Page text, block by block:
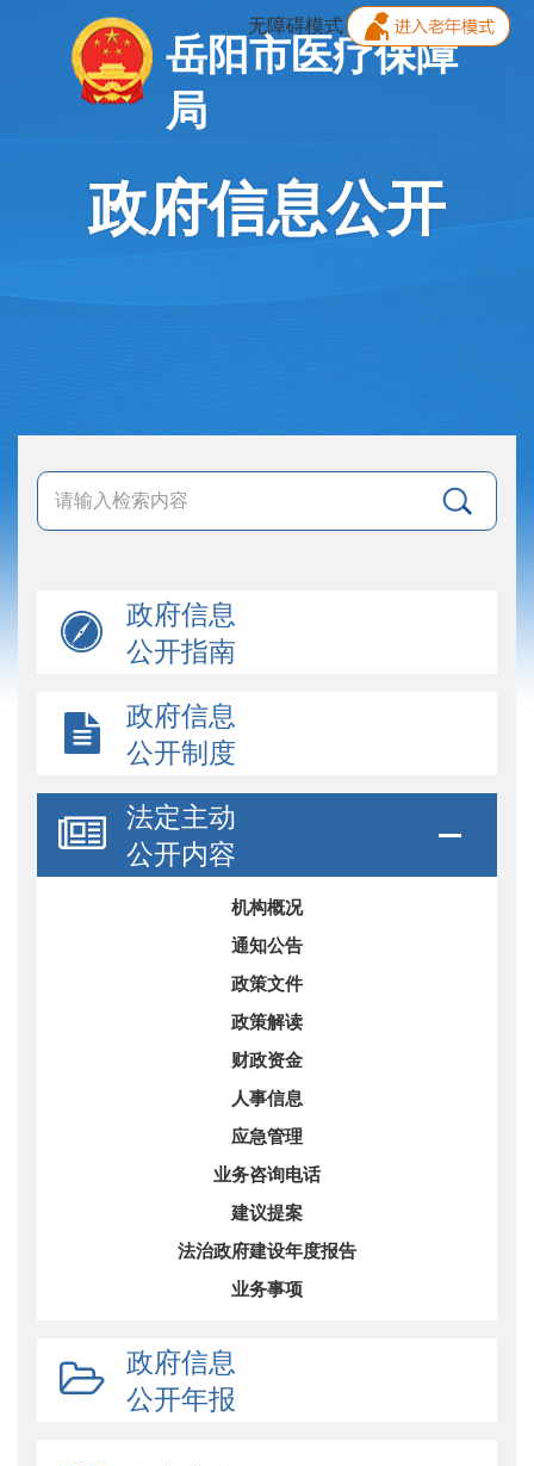
岳阳市医疗保障
局
政府信息公开
无障碍模式
政府信息
公开指南
政府信息
公开制度
法定主动
公开内容
机构概况
通知公告
政策文件
政策解读
财政资金
人事信息
应急管理
业务咨询电话
建议提案
法治政府建设年度报告
业务事项
政府信息
公开年报